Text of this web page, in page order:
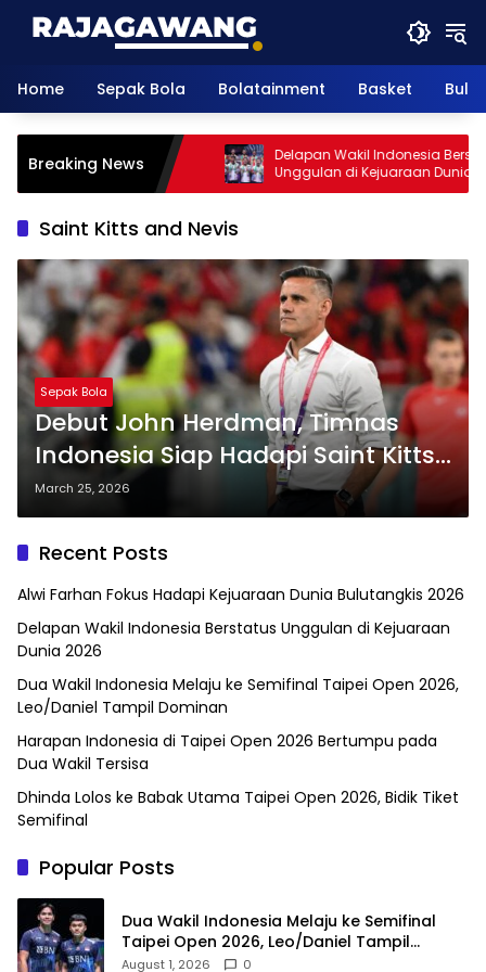
Home
Sepak Bola Bolatainment Basket Bulu
Breaking News
Hadapi Kejuaraan
2026
Delapan Wakil Indonesia Berstatus
Unggulan di Kejuaraan Dunia 2026
Saint Kitts and Nevis
Sepak Bola
Debut John Herdman, Timnas
Indonesia Siap Hadapi Saint Kitts
and Nevis di FIFA Series 2026
March 25, 2026
Recent Posts
Alwi Farhan Fokus Hadapi Kejuaraan Dunia Bulutangkis 2026
Delapan Wakil Indonesia Berstatus Unggulan di Kejuaraan
Dunia 2026
Dua Wakil Indonesia Melaju ke Semifinal Taipei Open 2026,
Leo/Daniel Tampil Dominan
Harapan Indonesia di Taipei Open 2026 Bertumpu pada
Dua Wakil Tersisa
Dhinda Lolos ke Babak Utama Taipei Open 2026, Bidik Tiket
Semifinal
Popular Posts
Dua Wakil Indonesia Melaju ke Semifinal
Taipei Open 2026, Leo/Daniel Tampil
Dominan
August 1, 2026 0